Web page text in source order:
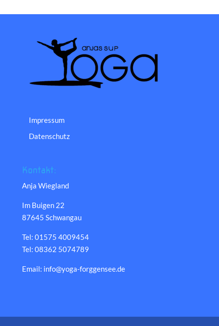
Impressum
Datenschutz
Kontakt:
Anja Wiegland
Im Buigen 22
87645 Schwangau
Tel: 01575 4009454
Tel: 08362 5074789
Email: info@yoga-forggensee.de